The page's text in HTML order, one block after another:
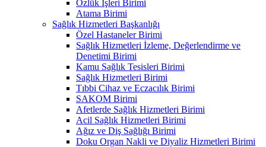
Özlük İşleri Birimi
Atama Birimi
Sağlık Hizmetleri Başkanlığı
Özel Hastaneler Birimi
Sağlık Hizmetleri İzleme, Değerlendirme ve
Denetimi Birimi
Kamu Sağlık Tesisleri Birimi
Sağlık Hizmetleri Birimi
Tıbbi Cihaz ve Eczacılık Birimi
SAKOM Birimi
Afetlerde Sağlık Hizmetleri Birimi
Acil Sağlık Hizmetleri Birimi
Ağız ve Diş Sağlığı Birimi
Doku Organ Nakli ve Diyaliz Hizmetleri Birimi